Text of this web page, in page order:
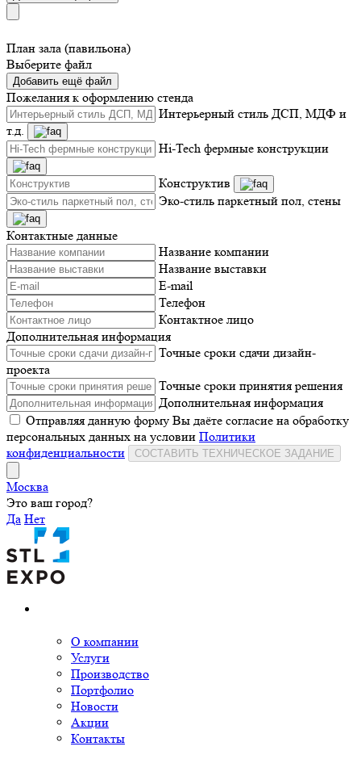
План зала (павильона)
Выберите файл
Добавить ещё файл
Пожелания к оформлению стенда
Интерьерный стиль ДСП, МДФ и
т.д.
Hi-Tech фермные конструкции
Конструктив
Эко-стиль паркетный пол, стены
Контактные данные
Название компании
Название выставки
E-mail
Телефон
Контактное лицо
Дополнительная информация
Точные сроки сдачи дизайн-
проекта
Точные сроки принятия решения
Дополнительная информация
Отправляя данную форму Вы даёте согласие на обработку
персональных данных на условии Политики
конфиденциальности
СОСТАВИТЬ ТЕХНИЧЕСКОЕ ЗАДАНИЕ
Москва
Это ваш город?
Да Нет
О компании
Услуги
Производство
Портфолио
Новости
Акции
Контакты